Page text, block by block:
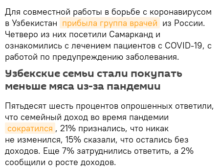
Для совместной работы в борьбе с коронавирусом
в Узбекистан прибыла группа врачей из России.
Четверо из них посетили Самарканд и
ознакомились с лечением пациентов с COVID-19, с
работой по предупреждению заболевания.
Узбекские семьи стали покупать
меньше мяса из-за пандемии
Пятьдесят шесть процентов опрошенных ответили,
что семейный доход во время пандемии
сократился , 21% признались, что никак
не изменился, 15% сказали, что остались без
доходов. Еще 7% затруднились ответить, а 2%
сообщили о росте доходов.